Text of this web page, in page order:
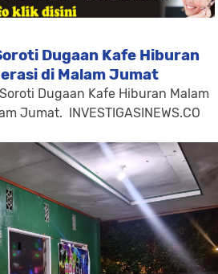
Dugaan Kafe Hiburan
di Malam Jumat
Dugaan Kafe Hiburan Malam
Jumat. INVESTIGASINEWS.CO